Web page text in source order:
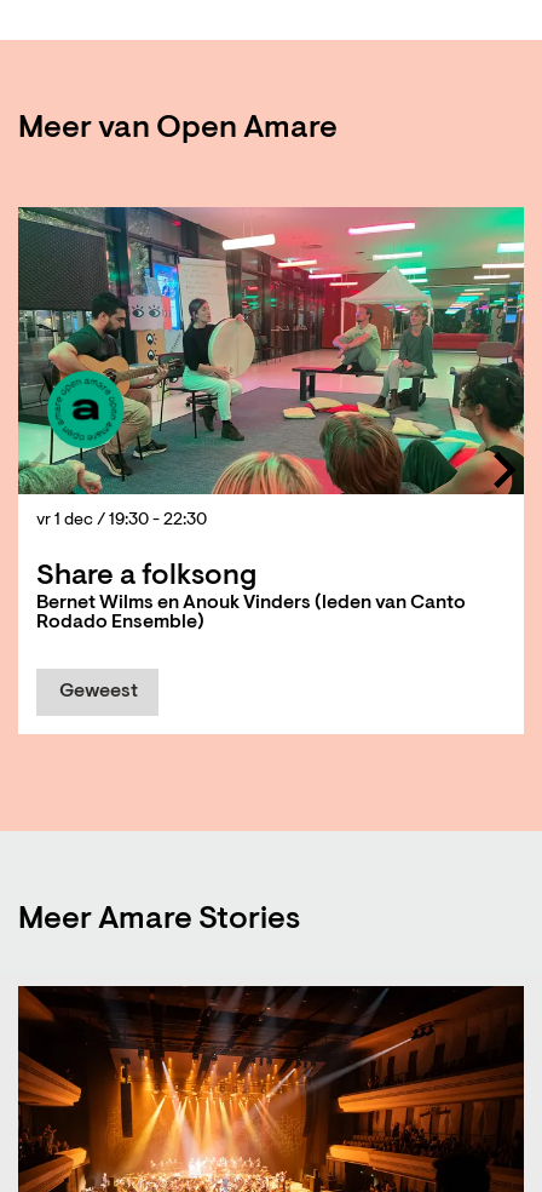
Meer van Open Amare
Share a folksong
Bernet Wilms en Anouk Vinders (leden van Canto
Rodado Ensemble)
vr 1 dec / 19:30 - 22:30
Geweest
Meer Amare Stories